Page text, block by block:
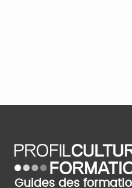
Guides des